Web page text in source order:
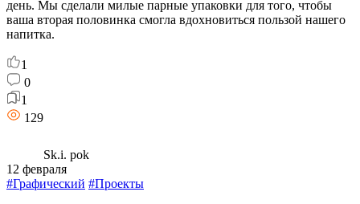
день. Мы сделали милые парные упаковки для того, чтобы
ваша вторая половинка смогла вдохновиться пользой нашего
напитка.
1
0
1
129
Sk.i. pok
12 февраля
#Графический #Проекты